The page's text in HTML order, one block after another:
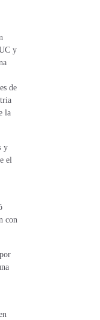
y
de
la
y
el
con